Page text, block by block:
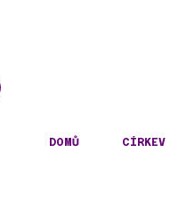
DOMŮ CÍRKEV